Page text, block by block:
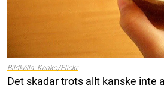
Bildkälla: Kanko/Flickr
Det skadar trots allt kanske inte